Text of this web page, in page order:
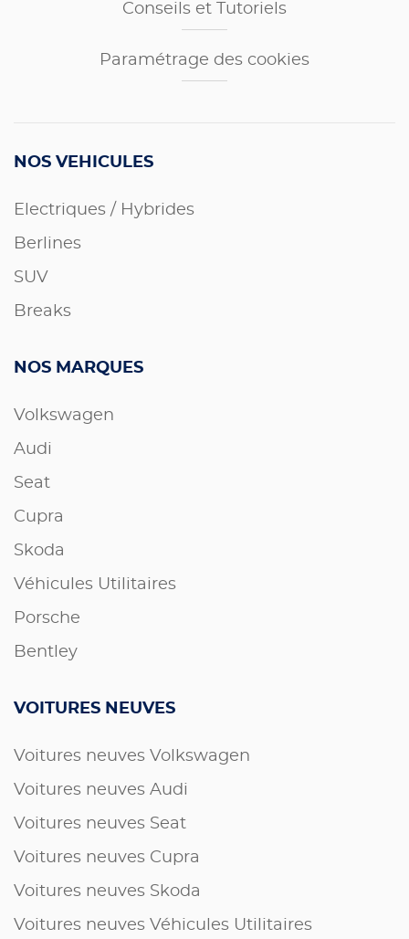
Conseils et Tutoriels
Paramétrage des cookies
NOS VEHICULES
Electriques / Hybrides
Berlines
SUV
Breaks
NOS MARQUES
Volkswagen
Audi
Seat
Cupra
Skoda
Véhicules Utilitaires
Porsche
Bentley
VOITURES NEUVES
Voitures neuves Volkswagen
Voitures neuves Audi
Voitures neuves Seat
Voitures neuves Cupra
Voitures neuves Skoda
Voitures neuves Véhicules Utilitaires